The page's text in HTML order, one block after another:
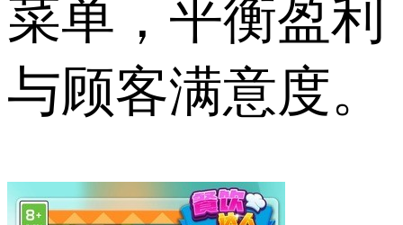
菜单，平衡盈利
与顾客满意度。